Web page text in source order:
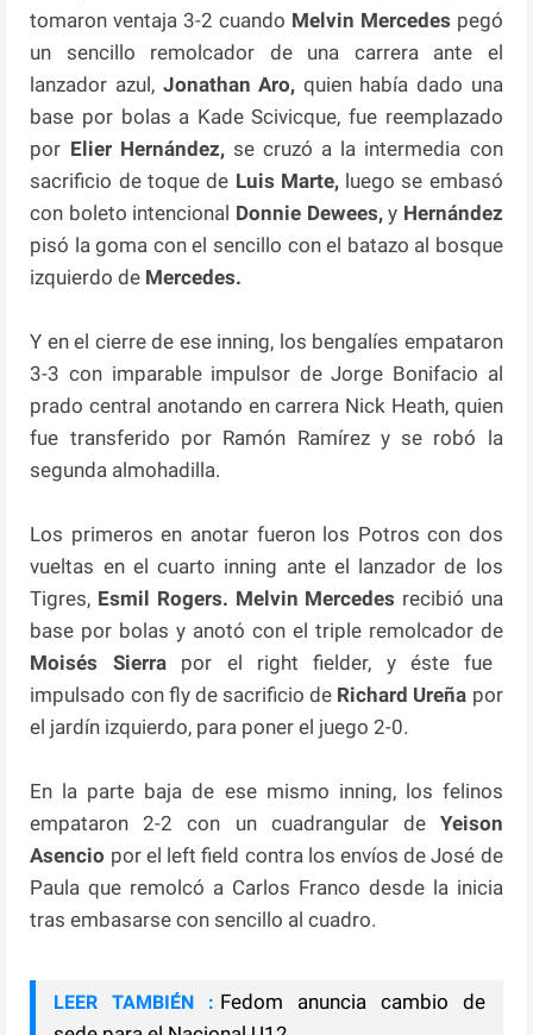
tomaron ventaja 3-2 cuando Melvin Mercedes pegó
un sencillo remolcador de una carrera ante el
lanzador azul, Jonathan Aro, quien había dado una
base por bolas a Kade Scivicque, fue reemplazado
por Elier Hernández, se cruzó a la intermedia con
sacrificio de toque de Luis Marte,luego se embasó
con boleto intencional Donnie Dewees,y Hernández
pisó la goma con el sencillo con el batazo al bosque
izquierdo de Mercedes.
Y en el cierre de ese inning, los bengalíes empataron
3-3 con imparable impulsor de Jorge Bonifacio al
prado central anotando en carrera Nick Heath, quien
fue transferido por Ramón Ramírez y se robó la
segunda almohadilla.
Los primeros en anotar fueron los Potros con dos
vueltas en el cuarto inning ante el lanzador de los
Tigres, Esmil Rogers. Melvin Mercedes recibió una
base por bolas y anotó con el triple remolcador de
Moisés Sierrapor el right fielder, y éste fue
impulsado con fly de sacrificio de Richard Ureña por
el jardín izquierdo, para poner el juego 2-0.
En la parte baja de ese mismo inning, los felinos
empataron 2-2 con un cuadrangular de Yeison
Asencio por el left field contra los envíos de José de
Paula que remolcó a Carlos Franco desde la inicia
tras embasarse con sencillo al cuadro.
LEER TAMBIÉN : Fedom anuncia cambio de